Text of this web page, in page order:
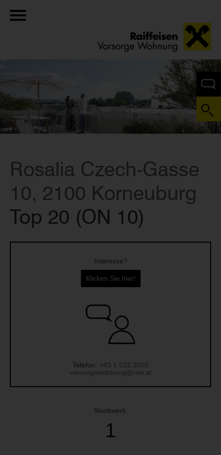
Rosalia Czech-Gasse
10, 2100 Korneuburg
Top 20 (ON 10)
Interesse?
Klicken Sie hier!
Telefon: +43 1 533 3000
vorsorgewohnung@rvw.at
Stockwerk:
1